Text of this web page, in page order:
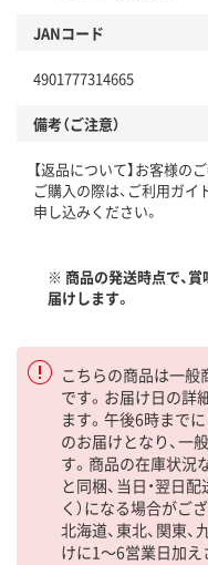
JANコード
4901777314665
備考（ご注意）
【返品について】お客様の
ご購入の際は、ご利用ガイ
申し込みください。
※ 商品の発送時点で、
届けします。
こちらの商品は一
です。お届け日の詳
ます。午後6時まで
のお届けとなり、一
す。商品の在庫状況
と同梱、当日・翌日
く）になる場合がご
北海道、東北、関東
けに1～6営業日加え